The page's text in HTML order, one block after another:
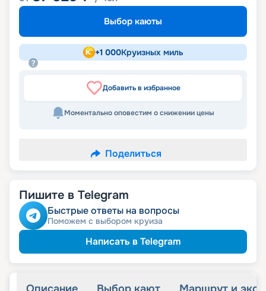
Выбор каюты
+1 000Круизных миль
Добавить в избранное
Моментально оповестим о снижении цены
Поделиться
Пишите в Telegram
Быстрые ответы на вопросы
Поможем с выбором круиза
Написать в Telegram